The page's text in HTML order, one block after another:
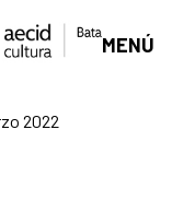
MENÚ
2022